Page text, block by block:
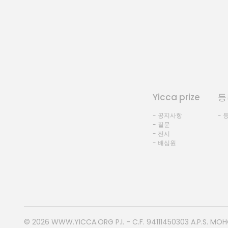
Yicca prize
- 공지사항
- 질문
- 전시
- 배심원
-
© 2026 WWW.YICCA.ORG P.I. - C.F. 94111450303 A.P.S.